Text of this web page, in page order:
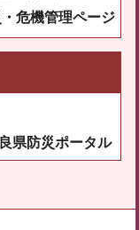
・危機管理ページ
県防災ポータル